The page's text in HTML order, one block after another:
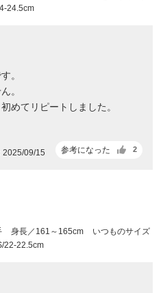
24.5cm
。
。
めてリピートしました。
参考になった 2
2025/09/15
身長／161～165cm
いつものサイズ
22-22.5cm